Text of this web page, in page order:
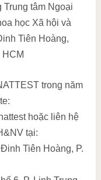
Trung tâm Ngoại
học Xã hội và
Tiên Hoàng,
trong năm
hoặc liên hệ
tại:
Tiên Hoàng, P.